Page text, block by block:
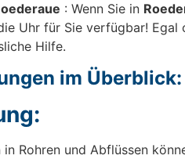
: Wenn Sie in
Uhr für Sie verfügbar!
Hilfe.
im Überblick:
Rohren und Abflüssen